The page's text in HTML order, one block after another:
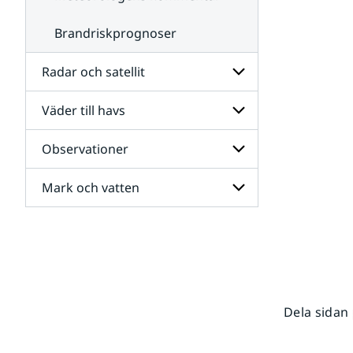
Brandriskprognoser
Radar och satellit
Undersidor
för
Radar
och
satellit
Väder till havs
Undersidor
för
Väder
till
havs
Observationer
Undersidor
för
Mark och vatten
Dela sidan